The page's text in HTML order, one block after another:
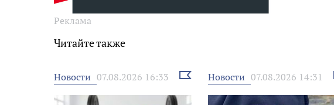
Реклама
Читайте также
Новости 07.08.2026 16:33
Выбрать
новость
Новости 07.08.2026 14:31